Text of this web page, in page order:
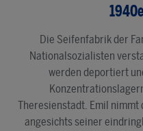
Die Seifenfabrik der
Nationalsozialisten
werden deportiert
Theresienstadt. Emil nimmt
angesichts seiner